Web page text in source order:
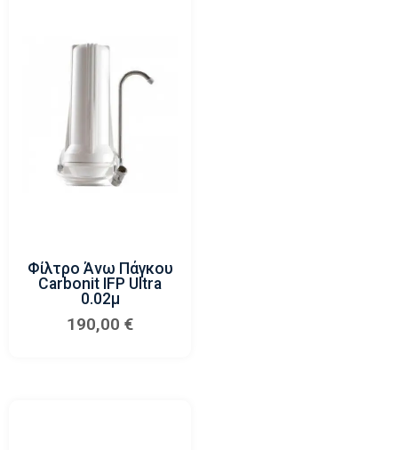
Φίλτρο Άνω Πάγκου
Carbonit IFP Ultra
0.02μ
190,00€